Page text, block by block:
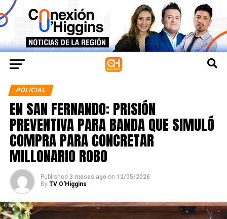
POLICIAL
EN SAN FERNANDO: PRISIÓN
PREVENTIVA PARA BANDA QUE SIMULÓ
COMPRA PARA CONCRETAR
MILLONARIO ROBO
Published 3 meses ago on 12/05/2026
By TV O'Higgins